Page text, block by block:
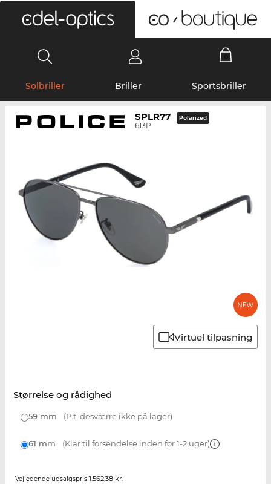
Solbriller Briller Sportsbriller
SPLR77
613P
Polarized
Virtuel tilpasning
Størrelse og rådighed
59 mm (P.t. desværre ikke på lager)
61 mm (Klar til forsendelse inden for 1-2 uger)
Vejledende udsalgspris 1.562,38 kr.